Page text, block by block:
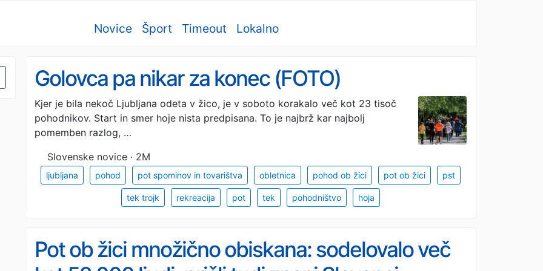
Novice Šport Timeout Lokalno
Golovca pa nikar za konec (FOTO)
Kjer je bila nekoč Ljubljana odeta v žico, je v soboto korakalo več kot 23 tisoč
pohodnikov. Start in smer hoje nista predpisana. To je najbrž kar najbolj
pomemben razlog, …
Slovenske novice · 2M
ljubljana pohod pot spominov in tovarištva obletnica pohod ob žici pot ob žici pst
tek trojk rekreacija pot tek pohodništvo hoja
Pot ob žici množično obiskana: sodelovalo več